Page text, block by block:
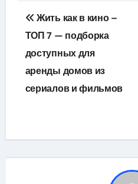
Навигация
по
записям
Жить как в кино –
ТОП 7 — подборка
доступных для
аренды домов из
сериалов и фильмов